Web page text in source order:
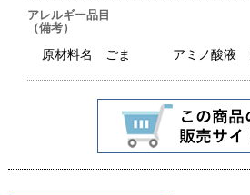
アレルギー品目
（備考）
原材料名 ごま アミノ酸液